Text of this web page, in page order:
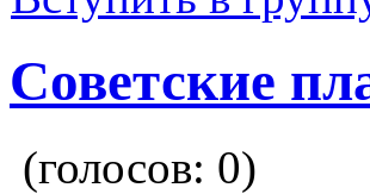
Советские
(голосов: 0)